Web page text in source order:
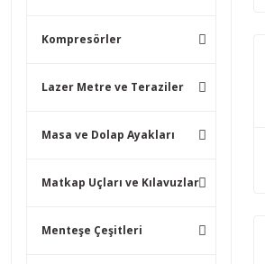
Kompresörler
Lazer Metre ve Teraziler
Masa ve Dolap Ayakları
Matkap Uçları ve Kılavuzlar
Menteşe Çeşitleri